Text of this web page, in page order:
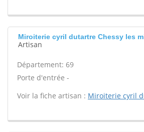
Miroiterie cyril dutartre Chessy les
Artisan
Département: 69
Porte d'entrée -
Voir la fiche artisan : Miroiterie cyril